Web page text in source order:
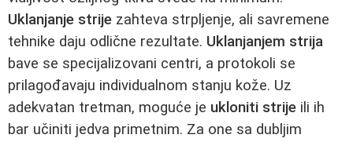
Uklanjanje strije zahteva strpljenje, ali savremene
tehnike daju odlične rezultate. Uklanjanjem strija
bave se specijalizovani centri, a protokoli se
prilagođavaju individualnom stanju kože. Uz
adekvatan tretman, moguće je ukloniti strije ili ih
bar učiniti jedva primetnim. Za one sa dubljim